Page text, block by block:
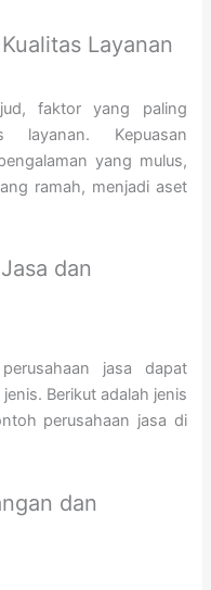
Layanan
faktor yang paling
layanan. Kepuasan
yang mulus,
ramah, menjadi aset
dan
jasa dapat
Berikut adalah jenis
perusahaan jasa di
dan